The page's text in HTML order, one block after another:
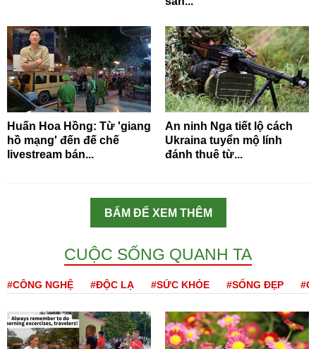
Huấn Hoa Hồng: Từ 'giang
hồ mạng' đến đế chế
livestream bán...
An ninh Nga tiết lộ cách
Ukraina tuyển mộ lính
đánh thuê từ...
BẤM ĐỂ XEM THÊM
CUỘC SỐNG QUANH TA
#CÔNG NGHỆ #ĐỘC LẠ #SỨC KHỎE #SỐNG ĐẸP